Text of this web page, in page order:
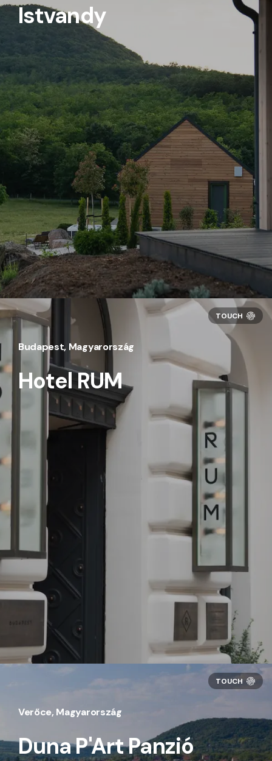
Istvandy
Budapest, Magyarország
Hotel RUM
Verőce, Magyarország
Duna P'Art Panzió